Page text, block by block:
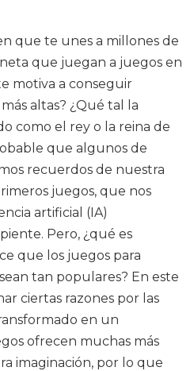
que te unes a millones de
que juegan a juegos en
motiva a conseguir
altas? ¿Qué tal la
como el rey o la reina de
que algunos de
recuerdos de nuestra
juegos, que nos
artificial (IA)
Pero, ¿qué es
que los juegos para
tan populares? En este
ciertas razones por las
en un
ofrecen muchas más
imaginación, por lo que